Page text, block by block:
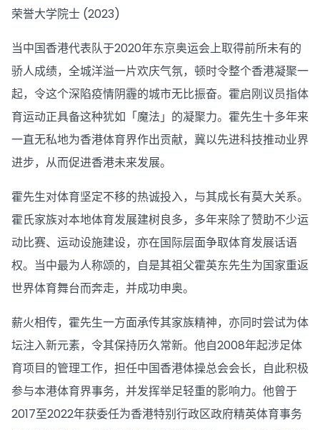
荣誉大学院士 (2023)
当中国香港代表队于2020年东京奥运会上取得前所未有的
骄人成绩，全城洋溢一片欢庆气氛，顿时令整个香港凝聚一
起，令这个深陷疫情阴霾的城市无比振奋。霍启刚议员指体
育运动正具备这种犹如「魔法」的凝聚力。霍先生十多年来
一直无私地为香港体育界作出贡献，冀以先进科技推动业界
进步，从而促进香港未来发展。
霍先生对体育坚定不移的热诚投入，与其成长有莫大关系。
霍氏家族对本地体育发展建树良多，多年来除了赞助不少运
动比赛、运动设施建设，亦在国际层面争取体育发展话语
权。当中最为人称颂的，自是其祖父霍英东先生为国家重返
世界体育舞台而奔走，并成功申奥。
薪火相传，霍先生一方面承传其家族精神，亦同时尝试为体
坛注入新元素，令其保持历久常新。他自2008年起涉足体
育项目的管理工作，担任中国香港体操总会会长，自此积极
参与本港体育界事务，并发挥举足轻重的影响力。他曾于
2017至2022年获委任为香港特别行政区政府精英体育事务